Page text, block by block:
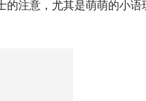
注意，尤其是萌萌的小语